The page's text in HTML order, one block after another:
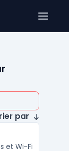
par
et Wi-Fi